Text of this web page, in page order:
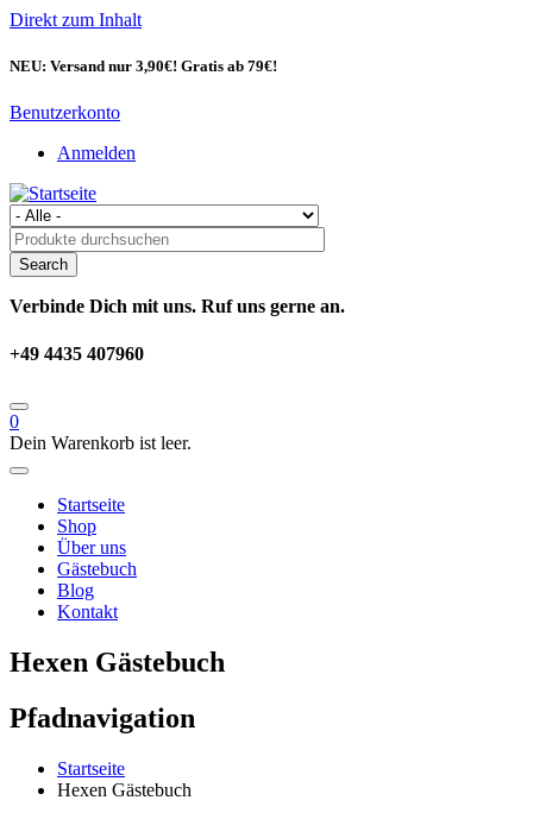
Direkt zum Inhalt
NEU: Versand nur 3,90€! Gratis ab 79€!
Benutzerkonto
Anmelden
Verbinde Dich mit uns. Ruf uns gerne an.
+49 4435 407960
0
Dein Warenkorb ist leer.
Startseite
Shop
Über uns
Gästebuch
Blog
Kontakt
Hexen Gästebuch
Pfadnavigation
Startseite
Hexen Gästebuch